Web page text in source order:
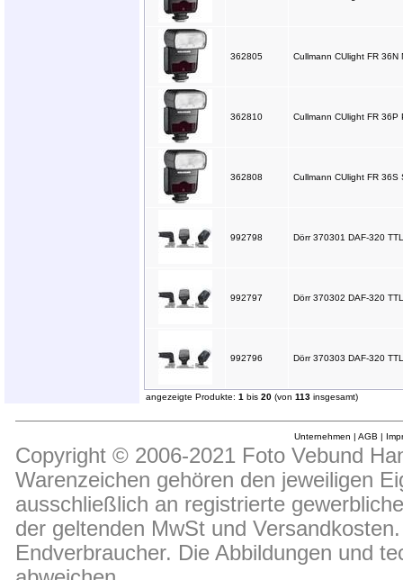
362805 Cullmann CUlight FR 36N
362810 Cullmann CUlight FR 36P
362808 Cullmann CUlight FR 36S
992798 Dörr 370301 DAF-320
992797 Dörr 370302 DAF-320
992796 Dörr 370303 DAF-320
angezeigte Produkte: 1 bis 20 (von 113 insgesamt)
Unternehmen | AGB |
Copyright © 2006-2021 Foto Vebund
Warenzeichen gehören den jeweiligen
ausschließlich an registrierte
der geltenden MwSt und
Endverbraucher. Die Abbildungen und